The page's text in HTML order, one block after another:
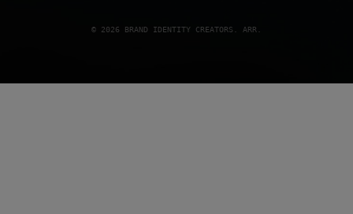
© 2026 BRAND IDENTITY CREATORS. ARR.